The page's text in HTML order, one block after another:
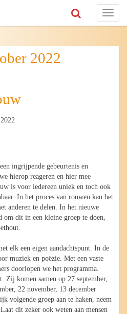
Toggle
2022
ingrijpende gebeurtenis en
hierop reageren en hier mee
is voor iedereen uniek en toch ook
In het proces van rouwen kan het
anderen te delen. In het nieuwe
dit in een kleine groep te doen,
elk een eigen aandachtspunt. In de
muziek en poëzie. Met een vaste
doorlopen we het programma.
Zij komen samen op 27 september,
22 november, 13 december
volgende groep aan te haken, neem
dit zeker ook weten aan mensen